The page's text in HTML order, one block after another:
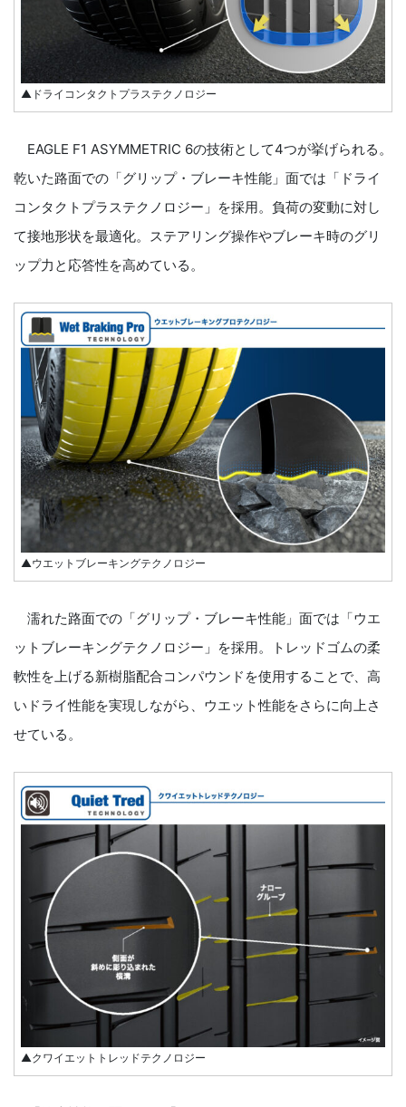
▲ドライコンタクトプラステクノロジー
EAGLE F1 ASYMMETRIC 6の技術として4つが挙げられる。
乾いた路面での「グリップ・ブレーキ性能」面では「ドライ
コンタクトプラステクノロジー」を採用。負荷の変動に対し
て接地形状を最適化。ステアリング操作やブレーキ時のグリ
ップ力と応答性を高めている。
▲ウエットブレーキングテクノロジー
濡れた路面での「グリップ・ブレーキ性能」面では「ウエ
ットブレーキングテクノロジー」を採用。トレッドゴムの柔
軟性を上げる新樹脂配合コンパウンドを使用することで、高
いドライ性能を実現しながら、ウエット性能をさらに向上さ
せている。
▲クワイエットトレッドテクノロジー